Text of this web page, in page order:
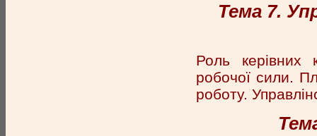
Тема 7.
Роль керівних
робочої сили.
роботу.